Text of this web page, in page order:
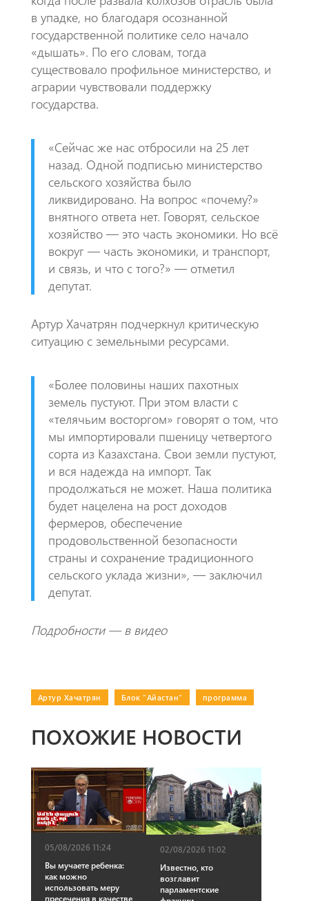
в упадке, но благодаря осознанной
государственной политике село начало
«дышать». По его словам, тогда
существовало профильное министерство, и
аграрии чувствовали поддержку
государства.
«Сейчас же нас отбросили на 25 лет
назад. Одной подписью министерство
сельского хозяйства было
ликвидировано. На вопрос «почему?»
внятного ответа нет. Говорят, сельское
хозяйство — это часть экономики. Но всё
вокруг — часть экономики, и транспорт,
и связь, и что с того?» — отметил
депутат.
Артур Хачатрян подчеркнул критическую
ситуацию с земельными ресурсами.
«Более половины наших пахотных
земель пустуют. При этом власти с
«телячьим восторгом» говорят о том, что
мы импортировали пшеницу четвертого
сорта из Казахстана. Свои земли пустуют,
и вся надежда на импорт. Так
продолжаться не может. Наша политика
будет нацелена на рост доходов
фермеров, обеспечение
продовольственной безопасности
страны и сохранение традиционного
сельского уклада жизни», — заключил
депутат.
Подробности — в видео
Артур Хачатрян Блок "Айастан" программа
ПОХОЖИЕ НОВОСТИ
05/08/2026 11:24
Вы мучаете ребенка:
как можно
использовать меру
пресечения в качестве
02/08/2026 11:02
Известно, кто
возглавит
парламентские